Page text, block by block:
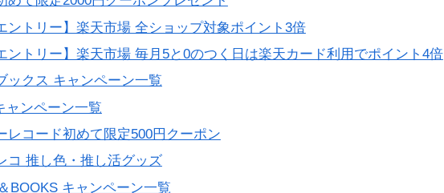
ントリー】楽天市場 全ショップ対象ポイント3倍
ントリー】楽天市場 毎月5と0のつく日は楽天カード利用でポイント4倍
ックス キャンペーン一覧
ャンペーン一覧
レコード初めて限定500円クーポン
コ 推し色・推し活グッズ
BOOKS キャンペーン一覧